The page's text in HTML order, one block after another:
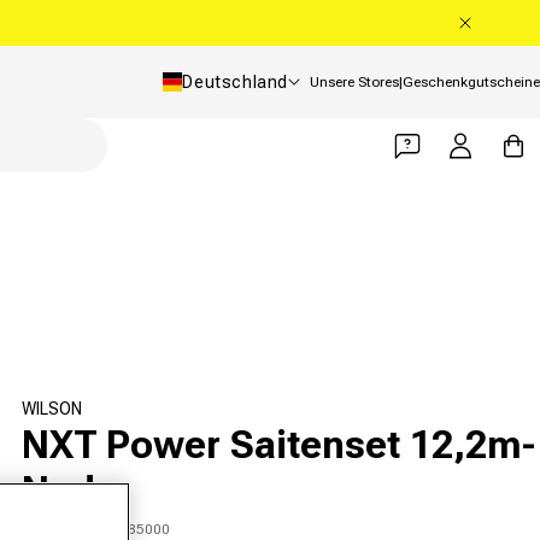
Land/Region
Deutschland Unsere Stores|Geschenkgutscheine
Einloggen
WILSON
NXT Power Saitenset 12,2m-
Nude
SKU 00752601985000